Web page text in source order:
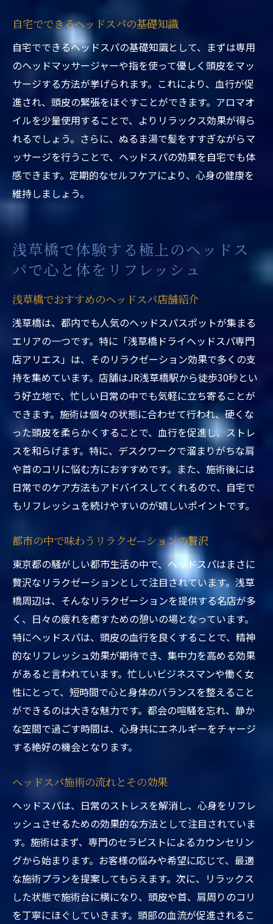
る
浅草橋でのヘッドスパ体験が生活に与える
影響
心身の変化をもたらすヘッドスパの秘密
ヘッドスパで得られるリラクゼーションの
プロセス
浅草橋のヘッドスパで体験する心身の軽や
かさ
東京都内で忙しい毎日を送る方におすすめのヘ
ッドスパ体験
東京都内で選ぶべきヘッドスパのポイント
浅草橋でのヘッドスパがストレス解消に最
適な理由
ヘッドスパがもたらす仕事の効率化効果
心身のリフレッシュで快適な日常を取り戻
す方法
ヘッドスパで感じる心地よいひと時を活用
する
現代人の悩みを解消するヘッドスパの効果とそ
の魅力
現代人が抱えるストレスを解消するヘッド
スパの効果
ヘッドスパの魅力を引き出す施術とその秘
密
心身の健康を促進するためのヘッドスパの
利点
浅草橋で体験できる最新ヘッドスパのトレ
ンド
ヘッドスパが現代のライフスタイルに与え
る影響
東京都内でヘッドスパ体験を通じて得られ
る癒し
自宅でできるヘッドスパの基礎知識
自宅でできるヘッドスパの基礎知識として、まずは専用
のヘッドマッサージャーや指を使って優しく頭皮をマッ
サージする方法が挙げられます。これにより、血行が促
進され、頭皮の緊張をほぐすことができます。アロマオ
イルを少量使用することで、よりリラックス効果が得ら
れるでしょう。さらに、ぬるま湯で髪をすすぎながらマ
ッサージを行うことで、ヘッドスパの効果を自宅でも体
感できます。定期的なセルフケアにより、心身の健康を
維持しましょう。
浅草橋で体験する極上のヘッドス
パで心と体をリフレッシュ
浅草橋でおすすめのヘッドスパ店舗紹介
浅草橋は、都内でも人気のヘッドスパスポットが集まる
エリアの一つです。特に「浅草橋ドライヘッドスパ専門
店アリエス」は、そのリラクゼーション効果で多くの支
持を集めています。店舗はJR浅草橋駅から徒歩30秒とい
う好立地で、忙しい日常の中でも気軽に立ち寄ることが
できます。施術は個々の状態に合わせて行われ、硬くな
った頭皮を柔らかくすることで、血行を促進し、ストレ
スを和らげます。特に、デスクワークで溜まりがちな肩
や首のコリに悩む方におすすめです。また、施術後には
日常でのケア方法もアドバイスしてくれるので、自宅で
もリフレッシュを続けやすいのが嬉しいポイントです。
都市の中で味わうリラクゼーションの贅沢
東京都の騒がしい都市生活の中で、ヘッドスパはまさに
贅沢なリラクゼーションとして注目されています。浅草
橋周辺は、そんなリラクゼーションを提供する名店が多
く、日々の疲れを癒すための憩いの場となっています。
特にヘッドスパは、頭皮の血行を良くすることで、精神
的なリフレッシュ効果が期待でき、集中力を高める効果
があると言われています。忙しいビジネスマンや働く女
性にとって、短時間で心と身体のバランスを整えること
ができるのは大きな魅力です。都会の喧騒を忘れ、静か
な空間で過ごす時間は、心身共にエネルギーをチャージ
する絶好の機会となります。
ヘッドスパ施術の流れとその効果
ヘッドスパは、日常のストレスを解消し、心身をリフレ
ッシュさせるための効果的な方法として注目されていま
す。施術はまず、専門のセラピストによるカウンセリン
グから始まります。お客様の悩みや希望に応じて、最適
な施術プランを提案してもらえます。次に、リラックス
した状態で施術台に横になり、頭皮や首、肩周りのコリ
を丁寧にほぐしていきます。頭部の血流が促進されるこ